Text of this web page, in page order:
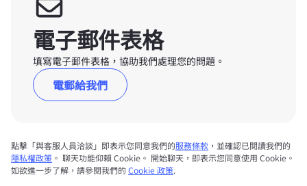
電子郵件表格
填寫電子郵件表格，協助我們處理您的問題。
電郵給我們
點擊「與客服人員洽談」即表示您同意我們的服務條款 ，並確認已閱讀我們的
隱私權政策 。 聊天功能仰賴 Cookie。 開始聊天，即表示您同意使用 Cookie。
如欲進一步了解，請參閱我們的 Cookie 政策.